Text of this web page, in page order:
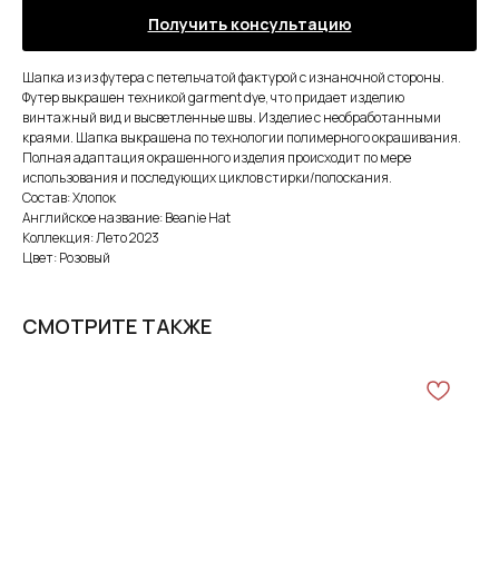
Получить консультацию
Шапка из из футера с петельчатой фактурой с изнаночной стороны.
Футер выкрашен техникой garment dye, что придает изделию
винтажный вид и высветленные швы. Изделие с необработанными
краями. Шапка выкрашена по технологии полимерного окрашивания.
Полная адаптация окрашенного изделия происходит по мере
использования и последующих циклов стирки/полоскания.
Состав: Хлопок
Английское название: Beanie Hat
Коллекция: Лето 2023
Цвет: Розовый
СМОТРИТЕ ТАКЖЕ